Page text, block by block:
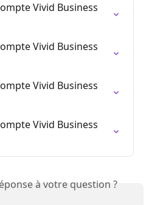
Vivid Business
Vivid Business
Vivid Business
Vivid Business
à votre question ?